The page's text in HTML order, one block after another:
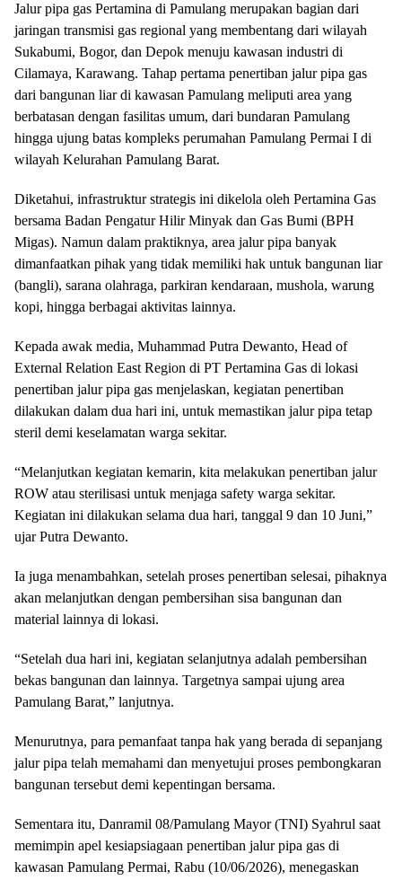
Jalur pipa gas Pertamina di Pamulang merupakan bagian dari
jaringan transmisi gas regional yang membentang dari wilayah
Sukabumi, Bogor, dan Depok menuju kawasan industri di
Cilamaya, Karawang. Tahap pertama penertiban jalur pipa gas
dari bangunan liar di kawasan Pamulang meliputi area yang
berbatasan dengan fasilitas umum, dari bundaran Pamulang
hingga ujung batas kompleks perumahan Pamulang Permai I di
wilayah Kelurahan Pamulang Barat.
Diketahui, infrastruktur strategis ini dikelola oleh Pertamina Gas
bersama Badan Pengatur Hilir Minyak dan Gas Bumi (BPH
Migas). Namun dalam praktiknya, area jalur pipa banyak
dimanfaatkan pihak yang tidak memiliki hak untuk bangunan liar
(bangli), sarana olahraga, parkiran kendaraan, mushola, warung
kopi, hingga berbagai aktivitas lainnya.
Kepada awak media, Muhammad Putra Dewanto, Head of
External Relation East Region di PT Pertamina Gas di lokasi
penertiban jalur pipa gas menjelaskan, kegiatan penertiban
dilakukan dalam dua hari ini, untuk memastikan jalur pipa tetap
steril demi keselamatan warga sekitar.
“Melanjutkan kegiatan kemarin, kita melakukan penertiban jalur
ROW atau sterilisasi untuk menjaga safety warga sekitar.
Kegiatan ini dilakukan selama dua hari, tanggal 9 dan 10 Juni,”
ujar Putra Dewanto.
Ia juga menambahkan, setelah proses penertiban selesai, pihaknya
akan melanjutkan dengan pembersihan sisa bangunan dan
material lainnya di lokasi.
“Setelah dua hari ini, kegiatan selanjutnya adalah pembersihan
bekas bangunan dan lainnya. Targetnya sampai ujung area
Pamulang Barat,” lanjutnya.
Menurutnya, para pemanfaat tanpa hak yang berada di sepanjang
jalur pipa telah memahami dan menyetujui proses pembongkaran
bangunan tersebut demi kepentingan bersama.
Sementara itu, Danramil 08/Pamulang Mayor (TNI) Syahrul saat
memimpin apel kesiapsiagaan penertiban jalur pipa gas di
kawasan Pamulang Permai, Rabu (10/06/2026), menegaskan